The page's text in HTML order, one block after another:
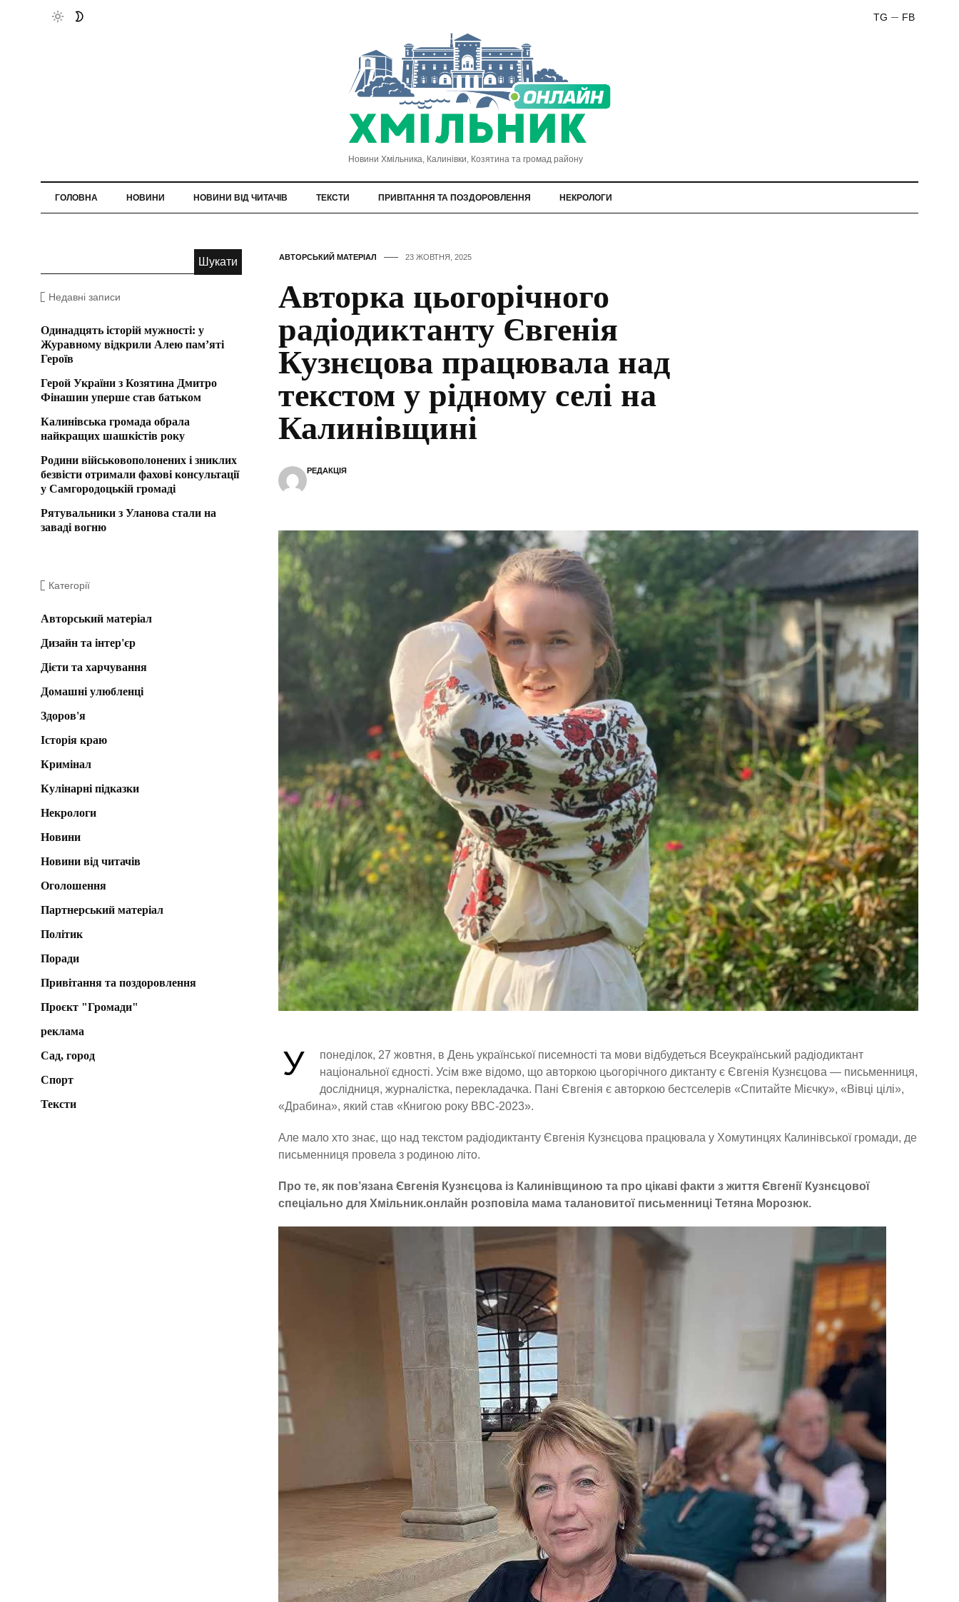
FB
TG
Новини Хмільника, Калинівки, Козятина та громад району
ГОЛОВНА НОВИНИ НОВИНИ ВІД ЧИТАЧІВ ТЕКСТИ ПРИВІТАННЯ ТА ПОЗДОРОВЛЕННЯ НЕКРОЛОГИ
АВТОРСЬКИЙ МАТЕРІАЛ 23 ЖОВТНЯ, 2025
Авторка цьогорічного
радіодиктанту Євгенія
Кузнєцова працювала над
текстом у рідному селі на
Калинівщині
РЕДАКЦІЯ
У
понеділок, 27 жовтня, в День української писемності та мови відбудеться Всеукраїнський радіодиктант
національної єдності. Усім вже відомо, що авторкою цьогорічного диктанту є Євгенія Кузнєцова — письменниця,
дослідниця, журналістка, перекладачка. Пані Євгенія є авторкою бестселерів «Спитайте Мієчку», «Вівці цілі»,
«Драбина», який став «Книгою року BBC-2023».
Але мало хто знає, що над текстом радіодиктанту Євгенія Кузнєцова працювала у Хомутинцях Калинівської громади, де
письменниця провела з родиною літо.
Про те, як пов’язана Євгенія Кузнєцова із Калинівщиною та про цікаві факти з життя Євгенії Кузнєцової
спеціально для Хмільник.онлайн розповіла мама талановитої письменниці Тетяна Морозюк.
Недавні записи
Одинадцять історій мужності: у
Журавному відкрили Алею пам’яті
Героїв
Герой України з Козятина Дмитро
Фінашин уперше став батьком
Калинівська громада обрала
найкращих шашкістів року
Родини військовополонених і зниклих
безвісти отримали фахові консультації
у Самгородоцькій громаді
Рятувальники з Уланова стали на
заваді вогню
Категорії
Авторський матеріал
Дизайн та інтер'єр
Дієти та харчування
Домашні улюбленці
Здоров'я
Історія краю
Кримінал
Кулінарні підказки
Некрологи
Новини
Новини від читачів
Оголошення
Партнерський матеріал
Політик
Поради
Привітання та поздоровлення
Проєкт "Громади"
реклама
Сад, город
Спорт
Тексти